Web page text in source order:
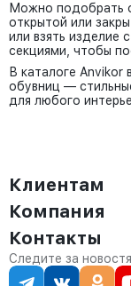
Можно подобрать
открытой или
или взять изделие
секциями, чтобы
В каталоге
обувниц —
для любого
Клиентам
Доставка
Оплата
Сервис
Статус заказа
Компания
О компании
Контакты
Партнёрам
Контакты
Отдел продаж:
8 (800) 234-22-62
Следите за